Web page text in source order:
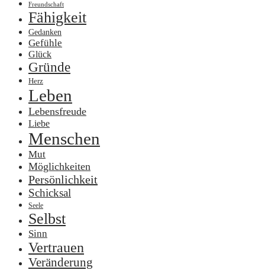
Freundschaft
Fähigkeit
Gedanken
Gefühle
Glück
Gründe
Herz
Leben
Lebensfreude
Liebe
Menschen
Mut
Möglichkeiten
Persönlichkeit
Schicksal
Seele
Selbst
Sinn
Vertrauen
Veränderung